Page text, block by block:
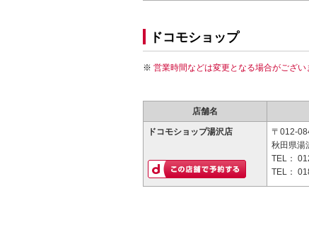
ドコモショップ
営業時間などは変更となる場合がござい
店舗名
ドコモショップ湯沢店
〒012-
秋田県湯
TEL：
TEL：